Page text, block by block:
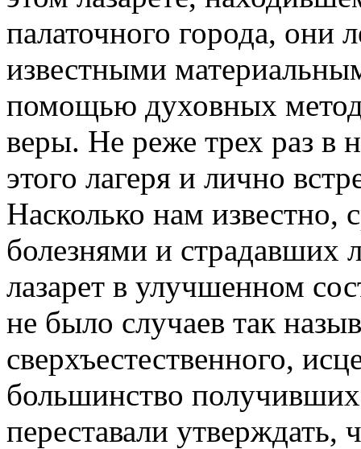
палаточного города, они
известными
помощью духовных
веры. Не реже трех раз в
этого лагеря и лично
Насколько нам
болезнями и страдавших
лазарет в улучшенном
не было случаев так
сверхъестественного,
большинство
переставали утверждать,